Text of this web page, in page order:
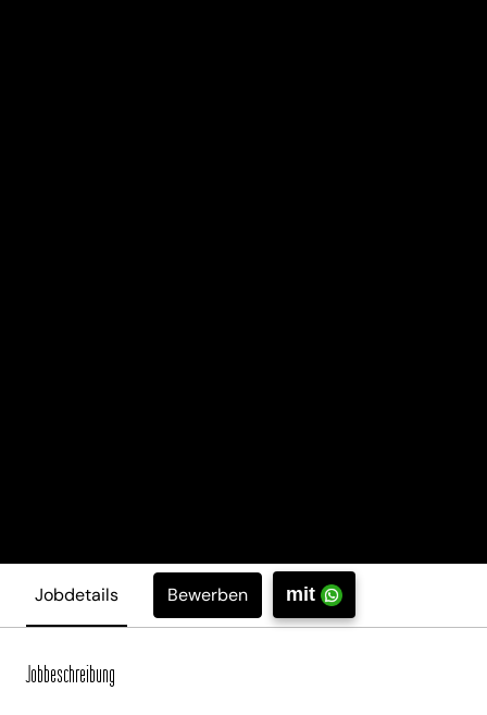
Jobdetails Bewerben mit
Jobbeschreibung